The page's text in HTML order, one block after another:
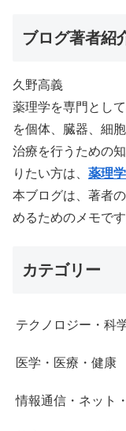
ブログ著者紹
久野高義
薬理学を専門とし
を個体、臓器、細
治療を行うための
りたい方は、 薬理
本ブログは、著者
めるためのメモです
カテゴリー
テクノロジー・科
医学・医療・健康
情報通信・ネット